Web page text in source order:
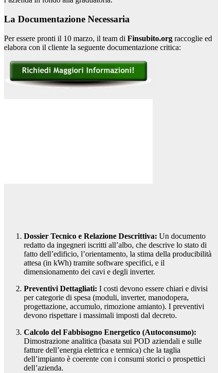
La Documentazione Necessaria
Per essere pronti il 10 marzo, il team di Finsubito.org raccoglie ed
elabora con il cliente la seguente documentazione critica:
Dossier Tecnico e Relazione Descrittiva: Un documento
redatto da ingegneri iscritti all’albo, che descrive lo stato di
fatto dell’edificio, l’orientamento, la stima della producibilità
attesa (in kWh) tramite software specifici, e il
dimensionamento dei cavi e degli inverter.
Preventivi Dettagliati: I costi devono essere chiari e divisi
per categorie di spesa (moduli, inverter, manodopera,
progettazione, accumulo, rimozione amianto). I preventivi
devono rispettare i massimali imposti dal decreto.
Calcolo del Fabbisogno Energetico (Autoconsumo):
Dimostrazione analitica (basata sui POD aziendali e sulle
fatture dell’energia elettrica e termica) che la taglia
dell’impianto è coerente con i consumi storici o prospettici
dell’azienda.